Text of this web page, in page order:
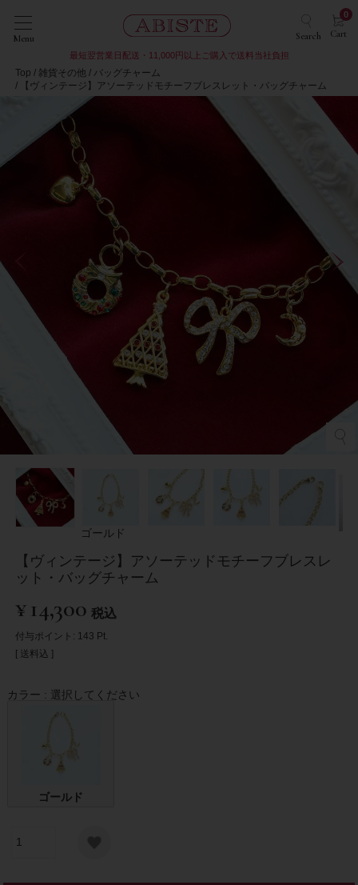
Menu Search Cart
0
最短翌営業日配送・11,000円以上ご購入で送料当社負担
Top 雑貨その他
バッグチャーム
【ヴィンテージ】アソーテッドモチーフブレスレット・バッグチャーム
ゴールド
【ヴィンテージ】アソーテッドモチーフブレスレ
ット・バッグチャーム
¥14,300 税込
付与ポイント: 143 Pt.
送料込
カラー 選択してください
ゴールド